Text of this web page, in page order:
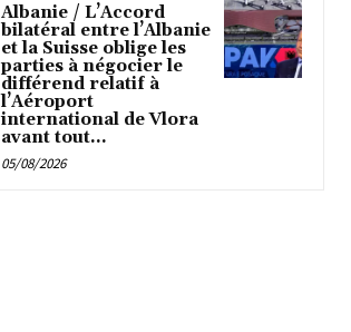
Albanie / L’Accord
bilatéral entre l’Albanie
et la Suisse oblige les
parties à négocier le
différend relatif à
l’Aéroport
international de Vlora
avant tout...
05/08/2026